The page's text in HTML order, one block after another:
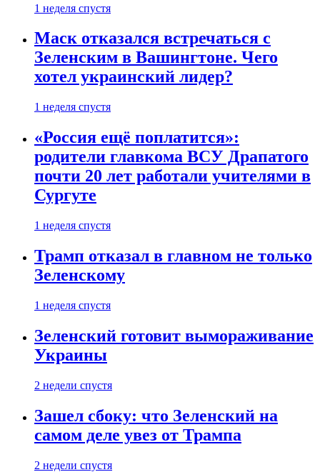
1 неделя спустя
Маск отказался встречаться с
Зеленским в Вашингтоне. Чего
хотел украинский лидер?
1 неделя спустя
«Россия ещё поплатится»:
родители главкома ВСУ Драпатого
почти 20 лет работали учителями в
Сургуте
1 неделя спустя
Трамп отказал в главном не только
Зеленскому
1 неделя спустя
Зеленский готовит вымораживание
Украины
2 недели спустя
Зашел сбоку: что Зеленский на
самом деле увез от Трампа
2 недели спустя